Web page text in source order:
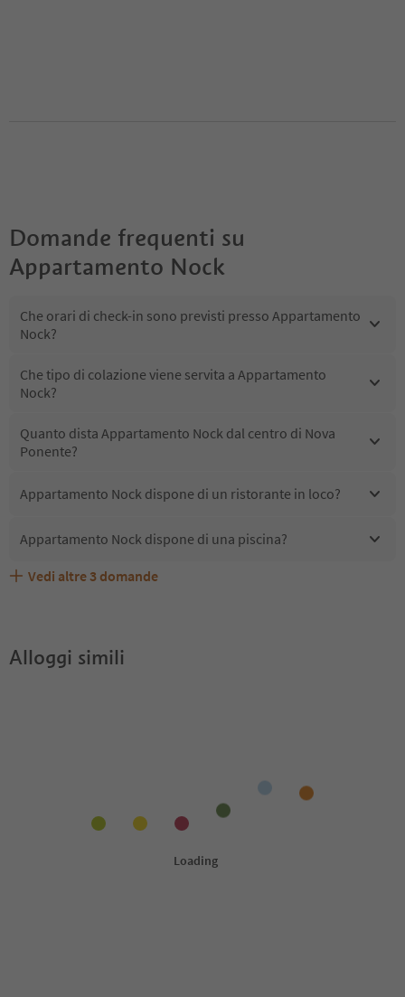
Domande frequenti su
Appartamento Nock
Che orari di check-in sono previsti presso Appartamento
Nock?
Che tipo di colazione viene servita a Appartamento
Nock?
Quanto dista Appartamento Nock dal centro di Nova
Ponente?
Appartamento Nock dispone di un ristorante in loco?
Appartamento Nock dispone di una piscina?
Appartamento Nock accetta animali domestici?
Quali servizi/attività sono disponibili presso
Gli ospiti di Appartamento Nock ricevono l'Alto Adige
Vedi altre 3 domande
Alloggi simili